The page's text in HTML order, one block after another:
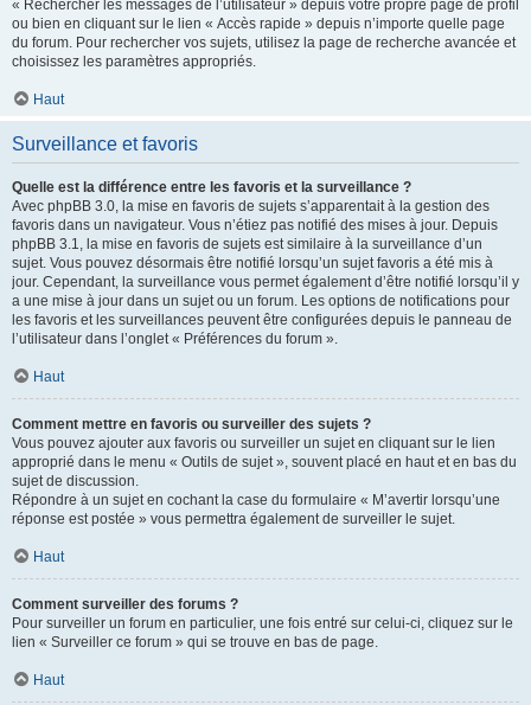
« Rechercher les messages de l’utilisateur » depuis votre propre page de profil
ou bien en cliquant sur le lien « Accès rapide » depuis n’importe quelle page
du forum. Pour rechercher vos sujets, utilisez la page de recherche avancée et
choisissez les paramètres appropriés.
Haut
Surveillance et favoris
Quelle est la différence entre les favoris et la surveillance ?
Avec phpBB 3.0, la mise en favoris de sujets s’apparentait à la gestion des
favoris dans un navigateur. Vous n’étiez pas notifié des mises à jour. Depuis
phpBB 3.1, la mise en favoris de sujets est similaire à la surveillance d’un
sujet. Vous pouvez désormais être notifié lorsqu’un sujet favoris a été mis à
jour. Cependant, la surveillance vous permet également d’être notifié lorsqu’il y
a une mise à jour dans un sujet ou un forum. Les options de notifications pour
les favoris et les surveillances peuvent être configurées depuis le panneau de
l’utilisateur dans l’onglet « Préférences du forum ».
Haut
Comment mettre en favoris ou surveiller des sujets ?
Vous pouvez ajouter aux favoris ou surveiller un sujet en cliquant sur le lien
approprié dans le menu « Outils de sujet », souvent placé en haut et en bas du
sujet de discussion.
Répondre à un sujet en cochant la case du formulaire « M’avertir lorsqu’une
réponse est postée » vous permettra également de surveiller le sujet.
Haut
Comment surveiller des forums ?
Pour surveiller un forum en particulier, une fois entré sur celui-ci, cliquez sur le
lien « Surveiller ce forum » qui se trouve en bas de page.
Haut